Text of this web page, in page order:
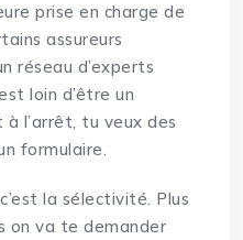
prise en charge de
assureurs
réseau d’experts
loin d’être un
l’arrêt, tu veux des
formulaire.
la sélectivité. Plus
on va te demander